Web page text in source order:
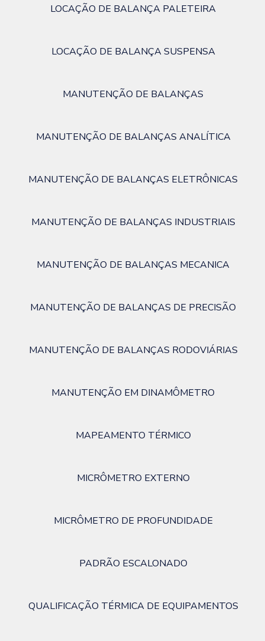
LOCAÇÃO DE BALANÇA PALETEIRA
LOCAÇÃO DE BALANÇA SUSPENSA
MANUTENÇÃO DE BALANÇAS
MANUTENÇÃO DE BALANÇAS ANALÍTICA
MANUTENÇÃO DE BALANÇAS ELETRÔNICAS
MANUTENÇÃO DE BALANÇAS INDUSTRIAIS
MANUTENÇÃO DE BALANÇAS MECANICA
MANUTENÇÃO DE BALANÇAS DE PRECISÃO
MANUTENÇÃO DE BALANÇAS RODOVIÁRIAS
MANUTENÇÃO EM DINAMÔMETRO
MAPEAMENTO TÉRMICO
MICRÔMETRO EXTERNO
MICRÔMETRO DE PROFUNDIDADE
PADRÃO ESCALONADO
QUALIFICAÇÃO TÉRMICA DE EQUIPAMENTOS